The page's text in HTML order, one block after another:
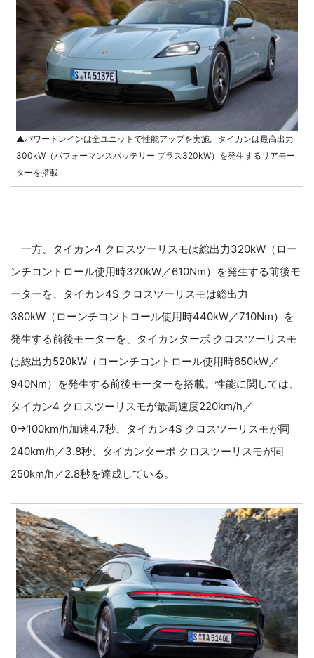
▲パワートレインは全ユニットで性能アップを実施。タイカンは最高出力
300kW（パフォーマンスバッテリー プラス320kW）を発生するリアモー
ターを搭載
一方、タイカン4 クロスツーリスモは総出力320kW（ロー
ンチコントロール使用時320kW／610Nm）を発生する前後モ
ーターを、タイカン4S クロスツーリスモは総出力
380kW（ローンチコントロール使用時440kW／710Nm）を
発生する前後モーターを、タイカンターボ クロスツーリスモ
は総出力520kW（ローンチコントロール使用時650kW／
940Nm）を発生する前後モーターを搭載。性能に関しては、
タイカン4 クロスツーリスモが最高速度220km/h／
0→100km/h加速4.7秒、タイカン4S クロスツーリスモが同
240km/h／3.8秒、タイカンターボ クロスツーリスモが同
250km/h／2.8秒を達成している。